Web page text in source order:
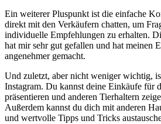
Ein ⁢weiterer Pluspunkt ist‌ die‌ einfache
direkt mit den Verkäufern chatten, um
individuelle Empfehlungen zu erhalten.⁤
hat mir sehr gut gefallen und hat ⁤meinen
angenehmer gemacht.
Und zuletzt, aber nicht weniger wichtig,
Instagram. Du kannst deine Einkäufe ‍für
präsentieren und anderen Tierhaltern
Außerdem‍ kannst du dich mit anderen
und ⁢wertvolle Tipps ⁢und ‍Tricks‍